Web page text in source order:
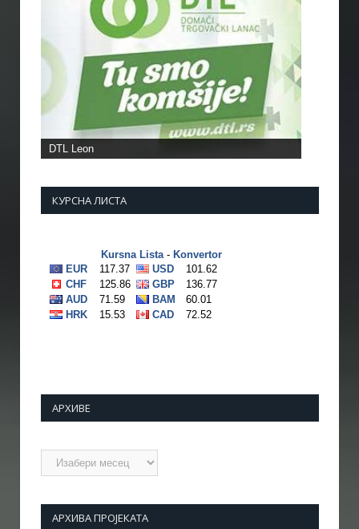
КУРСНА ЛИСТА
АРХИВЕ
Архиве
АРХИВА ПРОЈЕКАТА